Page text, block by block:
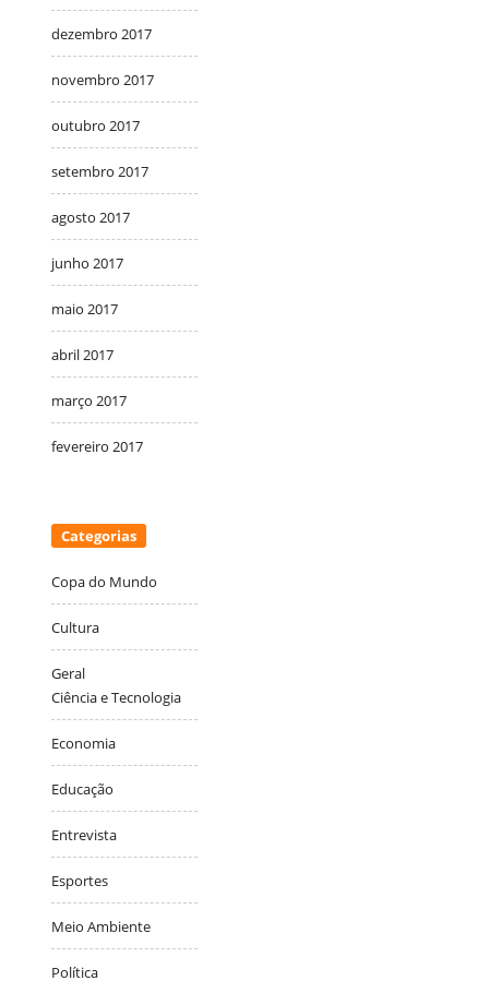
dezembro 2017
novembro 2017
outubro 2017
setembro 2017
agosto 2017
junho 2017
maio 2017
abril 2017
março 2017
fevereiro 2017
Categorias
Copa do Mundo
Cultura
Geral
Ciência e Tecnologia
Economia
Educação
Entrevista
Esportes
Meio Ambiente
Política